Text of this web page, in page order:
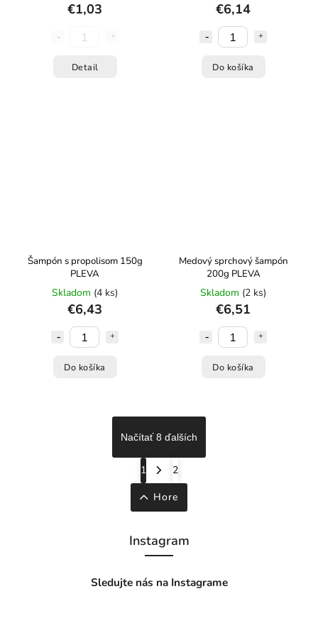
€1,03
Detail
€6,14
Do košíka
Šampón s propolisom 150g
PLEVA
Skladom (4 ks)
€6,43
Do košíka
Medový sprchový šampón
200g PLEVA
Skladom (2 ks)
€6,51
Do košíka
Načítať 8 ďalších
1
2
Hore
Instagram
Sledujte nás na Instagrame